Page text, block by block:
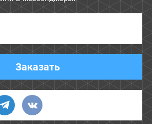
Заказать